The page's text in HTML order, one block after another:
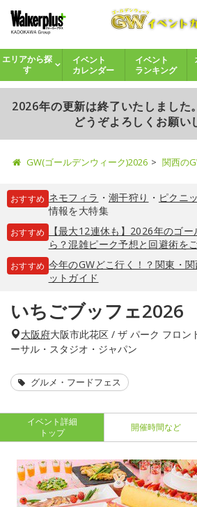
エリアから探
す
イベント
カレンダー
イベント
ランキング
2026年の更新は終了いたしました
どうぞよろしくお願い
GW(ゴールデンウィーク)2026 関西の
おすすめ ネモフィラ ・ 潮干狩り ・ ピクニ
情報を大特集
おすすめ
【最大12連休も】2026年のゴ
ら？混雑ピーク予想と回避術を
おすすめ 今年のGWどこ行く！？関東・
ットガイド
いちごブッフェ2026
大阪府大阪市此花区 / ザ パーク フロン
ーサル・スタジオ・ジャパン
グルメ・フードフェス
イベント詳細
トップ
開催時間など